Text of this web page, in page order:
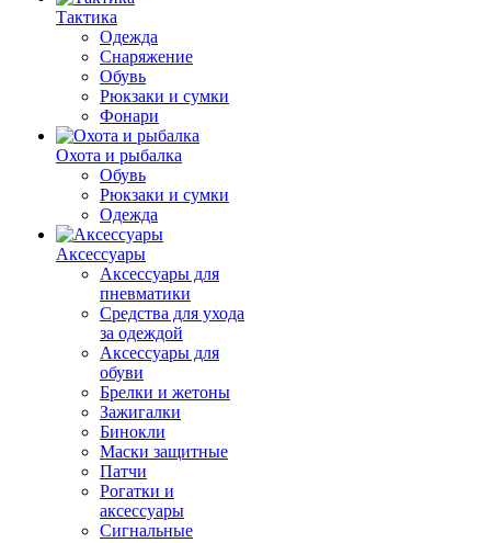
Тактика
Одежда
Снаряжение
Обувь
Рюкзаки и сумки
Фонари
Охота и рыбалка
Обувь
Рюкзаки и сумки
Одежда
Аксессуары
Аксессуары для
пневматики
Средства для ухода
за одеждой
Аксессуары для
обуви
Брелки и жетоны
Зажигалки
Бинокли
Маски защитные
Патчи
Рогатки и
аксессуары
Сигнальные